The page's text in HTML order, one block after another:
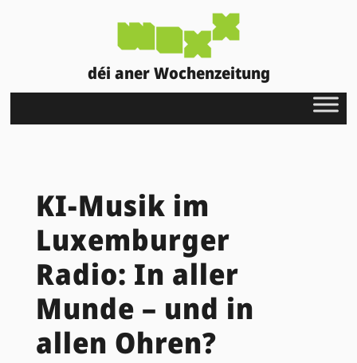
déi aner Wochenzeitung
KI-Musik im
Luxemburger
Radio: In aller
Munde – und in
allen Ohren?